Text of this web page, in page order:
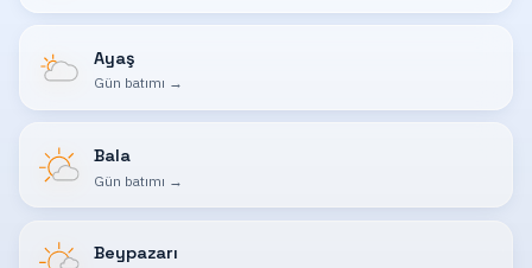
Ayaş
Gün batımı →
Bala
Gün batımı →
Beypazarı